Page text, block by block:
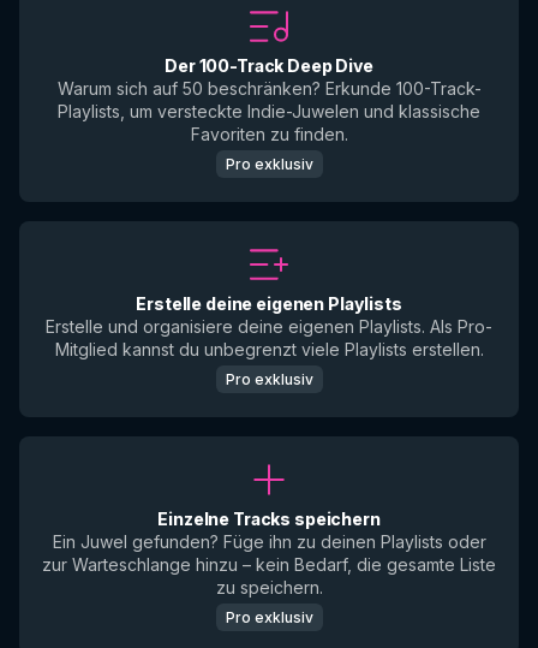
Der 100-Track Deep Dive
Warum sich auf 50 beschränken? Erkunde 100-Track-
Playlists, um versteckte Indie-Juwelen und klassische
Favoriten zu finden.
Pro exklusiv
Erstelle deine eigenen Playlists
Erstelle und organisiere deine eigenen Playlists. Als Pro-
Mitglied kannst du unbegrenzt viele Playlists erstellen.
Pro exklusiv
Einzelne Tracks speichern
Ein Juwel gefunden? Füge ihn zu deinen Playlists oder
zur Warteschlange hinzu – kein Bedarf, die gesamte Liste
zu speichern.
Pro exklusiv